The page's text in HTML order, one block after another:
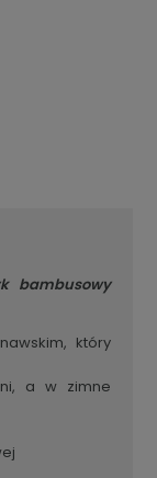
bambusowy
który
a w zimne